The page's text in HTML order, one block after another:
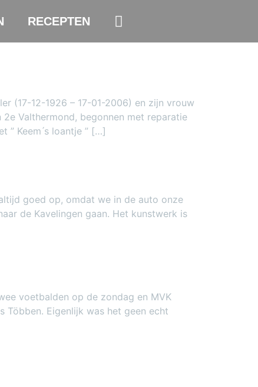
RECEPTEN
(17-12-1926 – 17-01-2006) en zijn vrouw
Valthermond, begonnen met reparatie
” Keem ́s loantje ” […]
goed op, omdat we in de auto onze
de Kavelingen gaan. Het kunstwerk is
voetbalden op de zondag en MVK
Többen. Eigenlijk was het geen echt